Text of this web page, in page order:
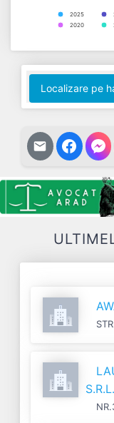
2025
2020
End of interactive
Localizare pe
S.R.L.